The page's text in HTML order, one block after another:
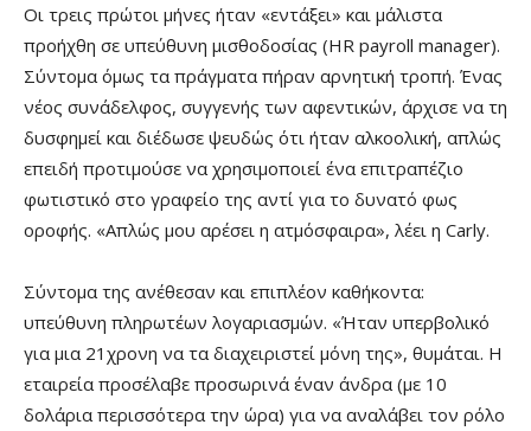
Οι τρεις πρώτοι μήνες ήταν «εντάξει» και μάλιστα
προήχθη σε υπεύθυνη μισθοδοσίας (HR payroll manager).
Σύντομα όμως τα πράγματα πήραν αρνητική τροπή. Ένας
νέος συνάδελφος, συγγενής των αφεντικών, άρχισε να τη
δυσφημεί και διέδωσε ψευδώς ότι ήταν αλκοολική, απλώς
επειδή προτιμούσε να χρησιμοποιεί ένα επιτραπέζιο
φωτιστικό στο γραφείο της αντί για το δυνατό φως
οροφής. «Απλώς μου αρέσει η ατμόσφαιρα», λέει η Carly.
Σύντομα της ανέθεσαν και επιπλέον καθήκοντα:
υπεύθυνη πληρωτέων λογαριασμών. «Ήταν υπερβολικό
για μια 21χρονη να τα διαχειριστεί μόνη της», θυμάται. Η
εταιρεία προσέλαβε προσωρινά έναν άνδρα (με 10
δολάρια περισσότερα την ώρα) για να αναλάβει τον ρόλο